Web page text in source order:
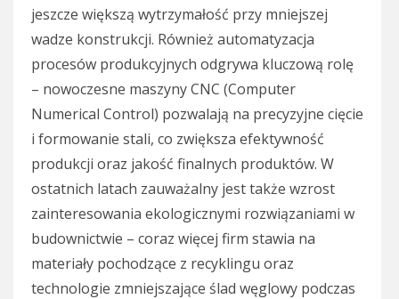
jeszcze większą wytrzymałość przy mniejszej
wadze konstrukcji. Również automatyzacja
procesów produkcyjnych odgrywa kluczową rolę
– nowoczesne maszyny CNC (Computer
Numerical Control) pozwalają na precyzyjne cięcie
i formowanie stali, co zwiększa efektywność
produkcji oraz jakość finalnych produktów. W
ostatnich latach zauważalny jest także wzrost
zainteresowania ekologicznymi rozwiązaniami w
budownictwie – coraz więcej firm stawia na
materiały pochodzące z recyklingu oraz
technologie zmniejszające ślad węglowy podczas